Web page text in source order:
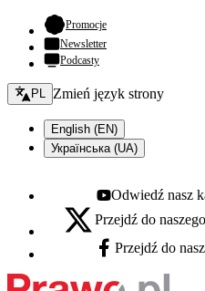
Promocje- otwiera się w nowej
Newsletter
Podcasty
Zmień język - bieżący:
PL Zmień język strony
English (EN)
Українська (UA)
Youtube - otwiera się w
Odwiedź nasz
X - otwiera się w nowej karcie
Przejdź do
Facebook - otwiera się
Przejdź do